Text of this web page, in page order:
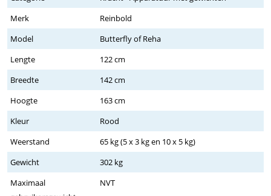
Merk
Reinbold
Model
Butterfly of Reha
Lengte
122 cm
Breedte
142 cm
Hoogte
163 cm
Kleur
Rood
Weerstand
65 kg (5 x 3 kg en 10 x 5 kg)
Gewicht
302 kg
Maximaal
NVT